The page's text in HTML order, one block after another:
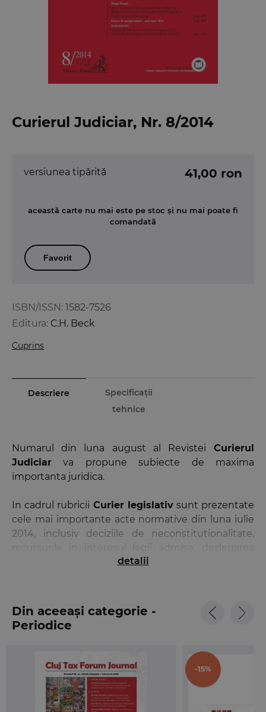
Curierul Judiciar, Nr. 8/2014
ISBN/ISSN: 1582-7526
Editura: C.H. Beck
Cuprins
versiunea tipărită 41,00 ron
această carte nu mai este pe stoc și nu mai poate fi
comandată
Favorit
Descriere
Specificații
tehnice
Numarul din luna august al Revistei Curierul
Judiciar va propune subiecte de maxima
importanta juridica.
In cadrul rubricii Curier legislativsunt prezentate
cele mai importante acte normative din luna iulie
2014, inclusiv deciziile de neconstitutionalitate,
unor chestiuni de drept in materie penala si
Rubricile de Actualitate europeana
Actualitate
Bogdan Aurescu, aduc in prim plan principalele
activitati de la nivelul institutiilor Uniunii Europene,
dar si evenimentele de interes international.
detalii
Din aceeași categorie -
Periodice
-15%